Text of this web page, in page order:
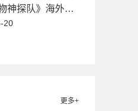
神探队》海外首
20
更多+